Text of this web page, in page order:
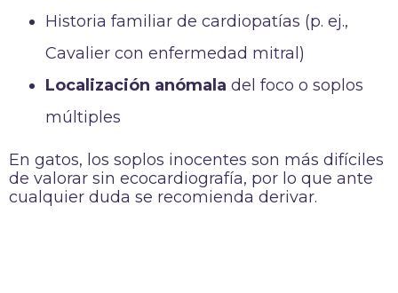
Historia familiar de cardiopatías (p. ej.,
Cavalier con enfermedad mitral)
Localización anómala del foco o soplos
múltiples
En gatos, los soplos inocentes son más difíciles
de valorar sin ecocardiografía, por lo que ante
cualquier duda se recomienda derivar.